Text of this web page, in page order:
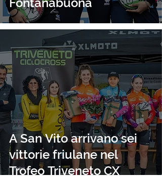
A San Vito arrivano sei
vittorie friulane nel
Trofeo Triveneto CX